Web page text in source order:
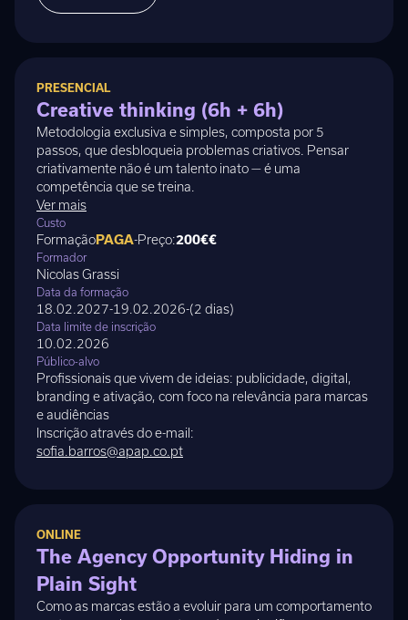
PRESENCIAL
Creative thinking (6h + 6h)
Metodologia exclusiva e simples, composta por 5
passos, que desbloqueia problemas criativos. Pensar
criativamente não é um talento inato — é uma
competência que se treina.
Ver mais
Custo
FormaçãoPAGA-Preço:200€€
Formador
Nicolas Grassi
Data da formação
18.02.2027-19.02.2026-(2 dias)
Data limite de inscrição
10.02.2026
Público-alvo
Profissionais que vivem de ideias: publicidade, digital,
branding e ativação, com foco na relevância para marcas
e audiências
Inscrição através do e-mail:
sofia.barros@apap.co.pt
ONLINE
The Agency Opportunity Hiding in
Plain Sight
Como as marcas estão a evoluir para um comportamento